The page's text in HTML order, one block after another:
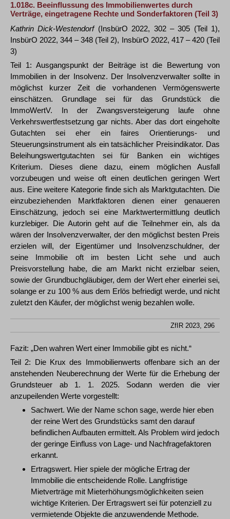
1.018c. Beeinflussung des Immobilienwertes durch
Verträge, eingetragene Rechte und Sonderfaktoren (Teil 3)
Kathrin Dick-Westendorf(InsbürO 2022, 302 – 305 (Teil 1),
InsbürO 2022, 344 – 348 (Teil 2), InsbürO 2022, 417 – 420 (Teil
3)
Teil 1: Ausgangspunkt der Beiträge ist die Bewertung von
Immobilien in der Insolvenz. Der Insolvenzverwalter sollte in
möglichst kurzer Zeit die vorhandenen Vermögenswerte
einschätzen. Grundlage sei für das Grundstück die
ImmoWertV. In der Zwangsversteigerung laufe ohne
Verkehrswertfestsetzung gar nichts. Aber das dort eingeholte
Gutachten sei eher ein faires Orientierungs- und
Steuerungsinstrument als ein tatsächlicher Preisindikator. Das
Beleihungswertgutachten sei für Banken ein wichtiges
Kriterium. Dieses diene dazu, einem möglichen Ausfall
vorzubeugen und weise oft einen deutlichen geringen Wert
aus. Eine weitere Kategorie finde sich als Marktgutachten. Die
einzubeziehenden Marktfaktoren dienen einer genaueren
Einschätzung, jedoch sei eine Marktwertermittlung deutlich
kurzlebiger. Die Autorin geht auf die Teilnehmer ein, als da
wären der Insolvenzverwalter, der den möglichst besten Preis
erzielen will, der Eigentümer und Insolvenzschuldner, der
seine Immobilie oft im besten Licht sehe und auch
Preisvorstellung habe, die am Markt nicht erzielbar seien,
sowie der Grundbuchgläubiger, dem der Wert eher einerlei sei,
solange er zu 100 % aus dem Erlös befriedigt werde, und nicht
zuletzt den Käufer, der möglichst wenig bezahlen wolle.
ZfIR 2023, 296
Fazit: „Den wahren Wert einer Immobilie gibt es nicht.“
Teil 2: Die Krux des Immobilienwerts offenbare sich an der
anstehenden Neuberechnung der Werte für die Erhebung der
Grundsteuer ab 1. 1. 2025. Sodann werden die vier
anzupeilenden Werte vorgestellt:
Sachwert. Wie der Name schon sage, werde hier eben
der reine Wert des Grundstücks samt den darauf
befindlichen Aufbauten ermittelt. Als Problem wird jedoch
der geringe Einfluss von Lage- und Nachfragefaktoren
erkannt.
Ertragswert. Hier spiele der mögliche Ertrag der
Immobilie die entscheidende Rolle. Langfristige
Mietverträge mit Mieterhöhungsmöglichkeiten seien
wichtige Kriterien. Der Ertragswert sei für potenziell zu
vermietende Objekte die anzuwendende Methode.